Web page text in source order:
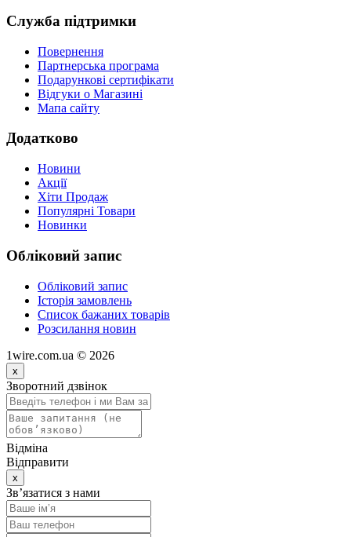
Служба підтримки
Повернення
Партнерська програма
Подарункові сертифікати
Відгуки о Магазині
Мапа сайту
Додатково
Новини
Акції
Хіти Продаж
Популярні Товари
Новинки
Обліковий запис
Обліковий запис
Історія замовлень
Список бажаних товарів
Розсилання новин
1wire.com.ua © 2026
x
Зворотний дзвінок
Відміна
Відправити
x
Зв’язатися з нами